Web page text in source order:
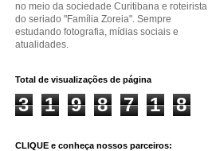
no meio da sociedade Curitibana e roteirista
do seriado "Família Zoreia". Sempre
estudando fotografia, mídias sociais e
atualidades.
Total de visualizações de página
3 1 9 8 7 1 8
CLIQUE e conheça nossos parceiros: